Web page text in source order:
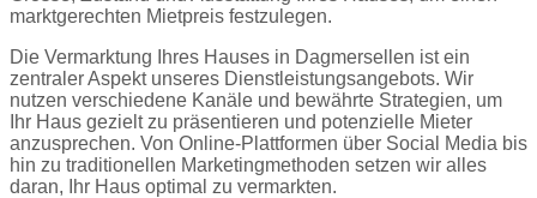
marktgerechten Mietpreis festzulegen.
Die Vermarktung Ihres Hauses in Dagmersellen ist ein
zentraler Aspekt unseres Dienstleistungsangebots. Wir
nutzen verschiedene Kanäle und bewährte Strategien, um
Ihr Haus gezielt zu präsentieren und potenzielle Mieter
anzusprechen. Von Online-Plattformen über Social Media bis
hin zu traditionellen Marketingmethoden setzen wir alles
daran, Ihr Haus optimal zu vermarkten.